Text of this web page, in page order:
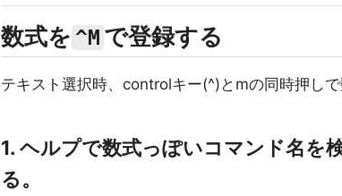
数式を ^M で登録する
テキスト選択時、controlキー(^)とmの同時押しで
1. ヘルプで数式っぽいコマンド名を
る。